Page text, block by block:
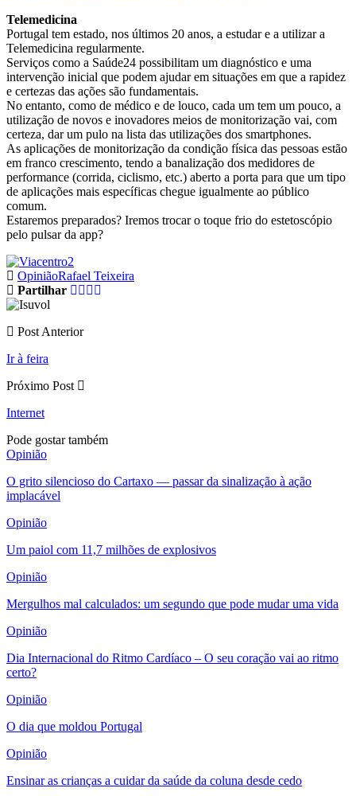
Telemedicina
Portugal tem estado, nos últimos 20 anos, a estudar e a utilizar a
Telemedicina regularmente.
Serviços como a Saúde24 possibilitam um diagnóstico e uma
intervenção inicial que podem ajudar em situações em que a rapidez
e certezas das ações são fundamentais.
No entanto, como de médico e de louco, cada um tem um pouco, a
utilização de novos e inovadores meios de monitorização vai, com
certeza, dar um pulo na lista das utilizações dos smartphones.
As aplicações de monitorização da condição física das pessoas estão
em franco crescimento, tendo a banalização dos medidores de
performance (corrida, ciclismo, etc.) aberto a porta para que um tipo
de aplicações mais específicas chegue igualmente ao público
comum.
Estaremos preparados? Iremos trocar o toque frio do estetoscópio
pelo pulsar da app?
OpiniãoRafael Teixeira
Partilhar
Post Anterior
Ir à feira
Próximo Post
Internet
Pode gostar também
Opinião
O grito silencioso do Cartaxo — passar da sinalização à ação
implacável
Opinião
Um paiol com 11,7 milhões de explosivos
Opinião
Mergulhos mal calculados: um segundo que pode mudar uma vida
Opinião
Dia Internacional do Ritmo Cardíaco – O seu coração vai ao ritmo
certo?
Opinião
O dia que moldou Portugal
Opinião
Ensinar as crianças a cuidar da saúde da coluna desde cedo